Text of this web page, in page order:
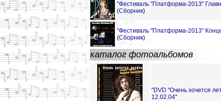
"Фестиваль "Платформа-2013"
(Сборник)
"Фестиваль "Платформа-2013"
(Сборник)
каталог фотоальбомов
"DVD "Очень хочется
12.02.04"